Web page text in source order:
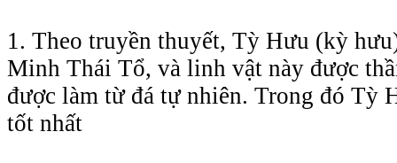
1. Theo truyền thuyết, Tỳ Hưu (kỳ
Minh Thái Tổ, và linh vật này được
được làm từ đá tự nhiên. Trong đó Tỳ
tốt nhất